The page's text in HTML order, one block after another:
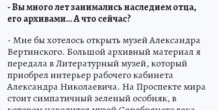
- Вы много лет занимались наследием отца,
его архивами… А что сейчас?
- Мне бы хотелось открыть музей Александра
Вертинского. Большой архивный материал я
передала в Литературный музей, который
приобрел интерьер рабочего кабинета
Александра Николаевича. На Проспекте мира
стоит симпатичный зеленый особняк, в